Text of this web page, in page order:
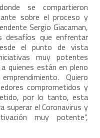
se compartieron
sobre el proceso y
Sergio Giacaman,
desafíos que enfrentar
el punto de vista
muy potentes
quienes están en pleno
Quiero
comprometidos y
por lo tanto, esta
superar el Coronavirus y
muy potente”,